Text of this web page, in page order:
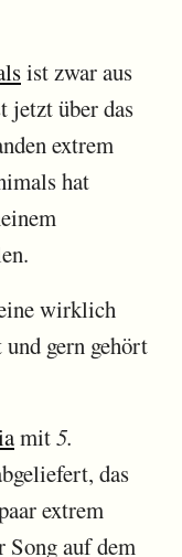
ist zwar aus
jetzt über das
extrem
hat
wirklich
gern gehört
mit5.
das
extrem
Song auf dem